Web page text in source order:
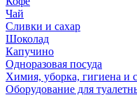
Чай
Сливки и сахар
Шоколад
Капучино
Одноразовая посуда
Химия, уборка, гигиена и
Оборудование для